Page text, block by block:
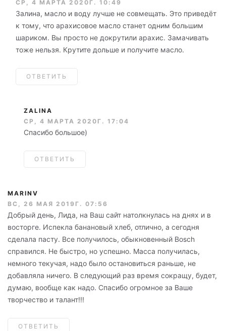
СР, 4 МАРТА 2020Г. 10:49
Залина, масло и воду лучше не совмещать. Это приведёт
к тому, что арахисовое масло станет одним большим
шариком. Вы просто не докрутили арахис. Замачивать
тоже нельзя. Крутите дольше и получите масло.
ОТВЕТИТЬ
ZALINA
СР, 4 МАРТА 2020Г. 17:04
Спасибо большое)
ОТВЕТИТЬ
MARINV
ВС, 26 МАЯ 2019Г. 07:56
Добрый день, Лида, на Ваш сайт натолкнулась на днях и в
восторге. Испекла банановый хлеб, отлично, а сегодня
сделала пасту. Все получилось, обыкновенный Bosch
справился. Не быстро, но успешно. Масса получилась,
немного текучая, надо было остановиться раньше, не
добавляла ничего. В следующий раз время сокращу, будет,
думаю, вообще как надо. Спасибо огромное за Ваше
творчество и талант!!!
ОТВЕТИТЬ